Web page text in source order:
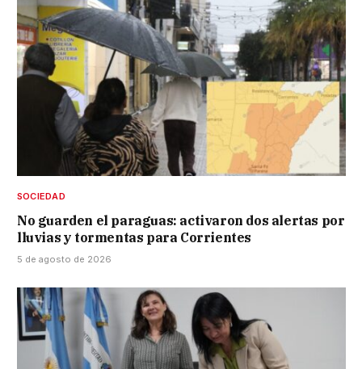
SOCIEDAD
No guarden el paraguas: activaron dos alertas por
lluvias y tormentas para Corrientes
5 de agosto de 2026